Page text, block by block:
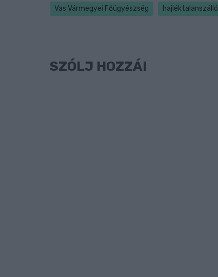
Vas Vármegyei Főügyészség hajléktalanszálló
SZÓLJ HOZZÁ!